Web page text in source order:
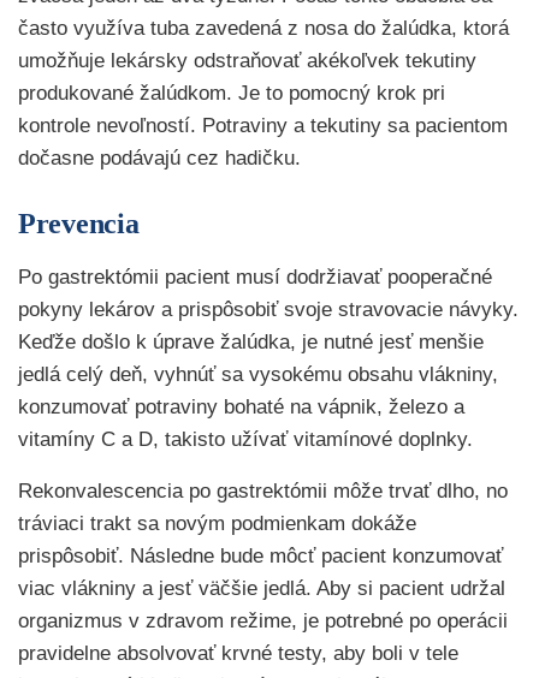
často využíva tuba zavedená z nosa do žalúdka, ktorá
umožňuje lekársky odstraňovať akékoľvek tekutiny
produkované žalúdkom. Je to pomocný krok pri
kontrole nevoľností. Potraviny a tekutiny sa pacientom
dočasne podávajú cez hadičku.
Prevencia
Po gastrektómii pacient musí dodržiavať pooperačné
pokyny lekárov a prispôsobiť svoje stravovacie návyky.
Keďže došlo k úprave žalúdka, je nutné jesť menšie
jedlá celý deň, vyhnúť sa vysokému obsahu vlákniny,
konzumovať potraviny bohaté na vápnik, železo a
vitamíny C a D, takisto užívať vitamínové doplnky.
Rekonvalescencia po gastrektómii môže trvať dlho, no
tráviaci trakt sa novým podmienkam dokáže
prispôsobiť. Následne bude môcť pacient konzumovať
viac vlákniny a jesť väčšie jedlá. Aby si pacient udržal
organizmus v zdravom režime, je potrebné po operácii
pravidelne absolvovať krvné testy, aby boli v tele